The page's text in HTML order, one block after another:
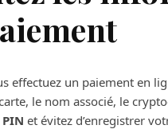
effectuez un paiement en
le nom associé, le
et évitez d’enregistrer